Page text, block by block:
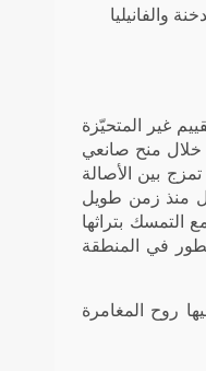
والفانيليا
غير المتحيّزة
ومن خلال منح صانعي
بين الأصالة
منذ زمن طويل
التمسك بتراثها
في المنطقة
روح المغامرة